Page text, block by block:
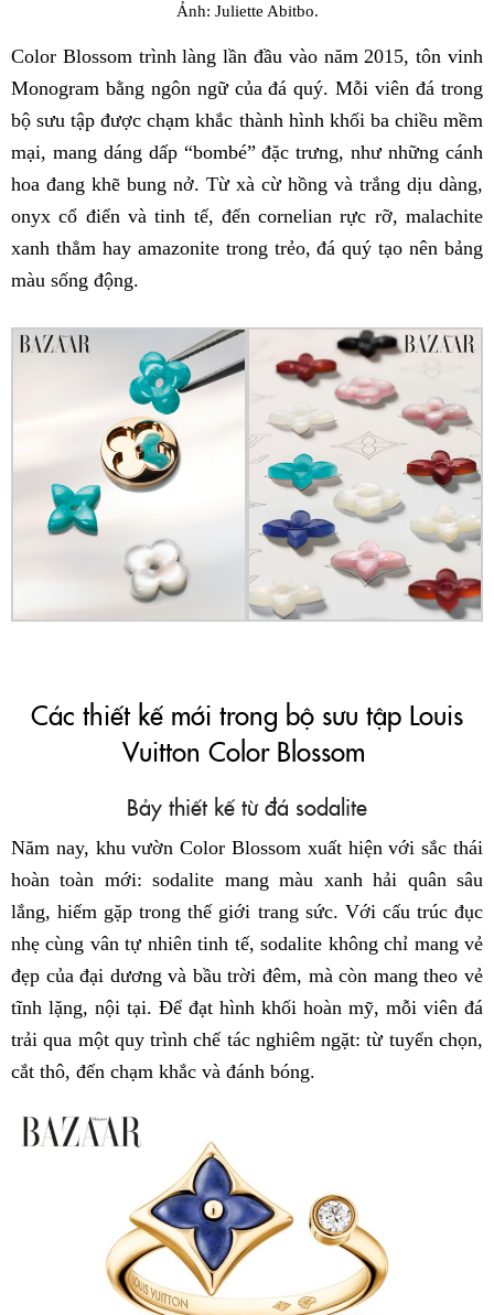
Ảnh: Juliette Abitbo.
Color Blossom trình làng lần đầu vào năm 2015, tôn vinh
Monogram bằng ngôn ngữ của đá quý. Mỗi viên đá trong
bộ sưu tập được chạm khắc thành hình khối ba chiều mềm
mại, mang dáng dấp “bombé” đặc trưng, như những cánh
hoa đang khẽ bung nở. Từ xà cừ hồng và trắng dịu dàng,
onyx cổ điển và tinh tế, đến cornelian rực rỡ, malachite
xanh thẳm hay amazonite trong trẻo, đá quý tạo nên bảng
màu sống động.
Các thiết kế mới trong bộ sưu tập Louis
Vuitton Color Blossom
Bảy thiết kế từ đá sodalite
Năm nay, khu vườn Color Blossom xuất hiện với sắc thái
hoàn toàn mới: sodalite mang màu xanh hải quân sâu
lắng, hiếm gặp trong thế giới trang sức. Với cấu trúc đục
nhẹ cùng vân tự nhiên tinh tế, sodalite không chỉ mang vẻ
đẹp của đại dương và bầu trời đêm, mà còn mang theo vẻ
tĩnh lặng, nội tại. Để đạt hình khối hoàn mỹ, mỗi viên đá
trải qua một quy trình chế tác nghiêm ngặt: từ tuyển chọn,
cắt thô, đến chạm khắc và đánh bóng.